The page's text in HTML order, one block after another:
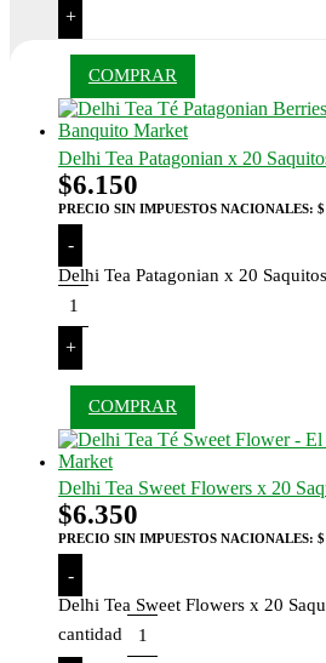
+
COMPRAR
Delhi Tea Patagonian x 20
$6.150
PRECIO SIN IMPUESTOS NACIONALES:
-
Delhi Tea Patagonian x 20
+
COMPRAR
Delhi Tea Sweet Flowers x 20
$6.350
PRECIO SIN IMPUESTOS NACIONALES:
-
Delhi Tea Sweet Flowers x 20
cantidad